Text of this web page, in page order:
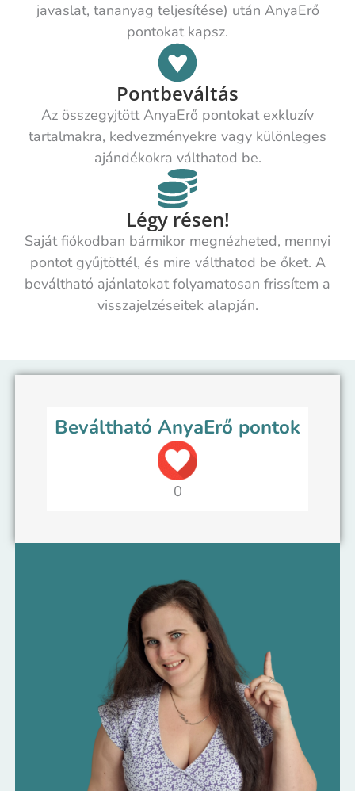
javaslat, tananyag teljesítése) után AnyaErő
pontokat kapsz.
Pontbeváltás
Az összegyjtött AnyaErő pontokat exkluzív
tartalmakra, kedvezményekre vagy különleges
ajándékokra válthatod be.
Légy résen!
Saját fiókodban bármikor megnézheted, mennyi
pontot gyűjtöttél, és mire válthatod be őket. A
beváltható ajánlatokat folyamatosan frissítem a
visszajelzéseitek alapján.
Beváltható AnyaErő pontok
0